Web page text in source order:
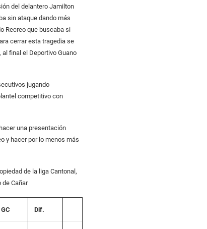
del delantero Jamilton
sin ataque dando más
Recreo que buscaba si
cerrar esta tragedia se
final el Deportivo Guano
jugando
competitivo con
una presentación
y hacer por lo menos más
de la liga Cantonal,
de Cañar
GC Dif.